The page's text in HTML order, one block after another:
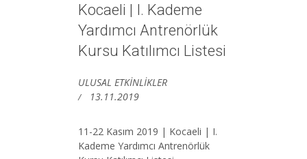
Kocaeli | I. Kademe
Yardımcı Antrenörlük
Kursu Katılımcı Listesi
ULUSAL ETKİNLİKLER
13.11.2019
11-22 Kasım 2019 | Kocaeli | I.
Kademe Yardımcı Antrenörlük